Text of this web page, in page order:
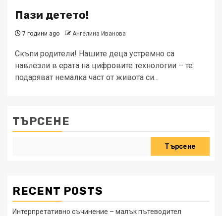
Пази детето!
7 години ago Ангелина Иванова
Скъпи родители! Нашите деца устремно са
навлезли в ерата на цифровите технологии – те
подаряват немалка част от живота си­...
ТЪРСЕНЕ
Търсене
RECENT POSTS
Интерпретативно съчинение – малък пътеводител